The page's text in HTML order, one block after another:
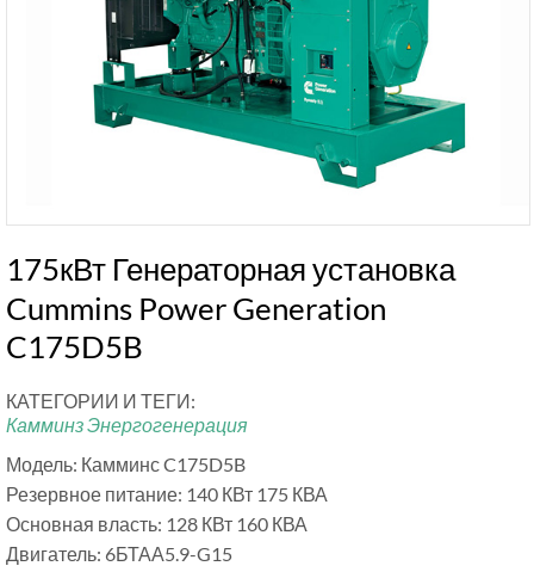
175кВт Генераторная установка
Cummins Power Generation
C175D5B
КАТЕГОРИИ И ТЕГИ:
Камминз Энергогенерация
Модель: Камминс C175D5B
Резервное питание: 140 КВт 175 КВА
Основная власть: 128 КВт 160 КВА
Двигатель: 6БТАА5.9-G15